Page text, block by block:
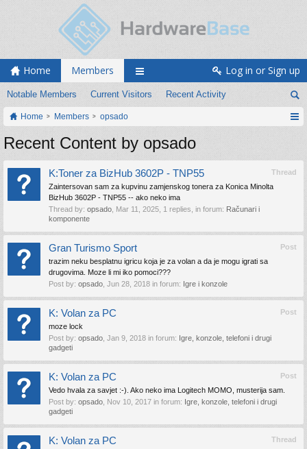
Home Members
Notable Members Current Visitors Recent Activity
Log in or Sign up
Home Members opsado
Recent Content by opsado
Thread
K:Toner za BizHub 3602P - TNP55
Zaintersovan sam za kupvinu zamjenskog tonera za Konica Minolta
BizHub 3602P - TNP55 -- ako neko ima
Thread by: opsado Mar 11, 2025 , 1 replies, in forum: Računari i
komponente
Post
Gran Turismo Sport
trazim neku besplatnu igricu koja je za volan a da je mogu igrati sa
drugovima. Moze li mi iko pomoci???
Post by: opsado Jun 28, 2018 in forum: Igre i konzole
Post
K: Volan za PC
moze lock
Post by: opsado Jan 9, 2018 in forum: Igre, konzole, telefoni i drugi
gadgeti
Post
K: Volan za PC
Vedo hvala za savjet :-). Ako neko ima Logitech MOMO, musterija sam.
Post by: opsado Nov 10, 2017 in forum: Igre, konzole, telefoni i drugi
gadgeti
Thread
K: Volan za PC